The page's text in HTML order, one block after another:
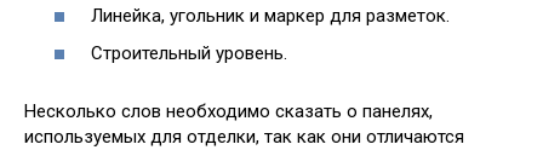
Линейка, угольник и маркер для разметок.
Строительный уровень.
Несколько слов необходимо сказать о панелях,
используемых для отделки, так как они отличаются